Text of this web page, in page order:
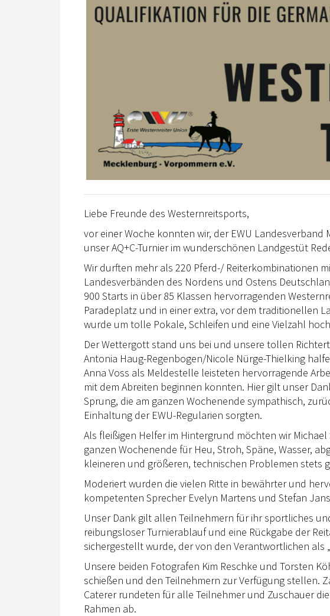
Liebe Freunde des Westernreitsports,
vor einer Woche konnten wir, der EWU
unser AQ+C-Turnier im wunderschönen Landgestüt
Wir durften mehr als 220 Pferd-/ Reiterkombinationen
Landesverbänden des Nordens und Ostens
900 Starts in über 85 Klassen hervorragenden
Paradeplatz und in einer extra, vor dem traditionellen
wurde um tolle Pokale, Schleifen und eine Vielzahl
Der Wettergott stand uns bei und unsere tollen
Antonia Haug-Regenbogen/Nicole Nürge-Thielking
Anna Voss als Meldestelle leisteten hervorragende
mit dem Abreiten beginnen konnten. Hier gilt unser
Sprung, die am ganzen Wochenende sympathisch,
Einhaltung der EWU-Regularien sorgten.
Als fleißigen Helfer im Hintergrund möchten wir
ganzen Wochenende für Heu, Stroh, Späne, Wasser,
kleineren und größeren, technischen Problemen stets
Moderiert wurden die vielen Ritte in bewährter und
kompetenten Sprecher Evelyn Martens und Stefan
Unser Dank gilt allen Teilnehmern für ihr sportliches
reibungsloser Turnierablauf und eine Rückgabe der
sichergestellt wurde, der von den Verantwortlichen als
Unsere beiden Fotografen Kim Reschke und Torsten
schießen und den Teilnehmern zur Verfügung stellen.
Caterer rundeten für alle Teilnehmer und Zuschauer
Rahmen ab.